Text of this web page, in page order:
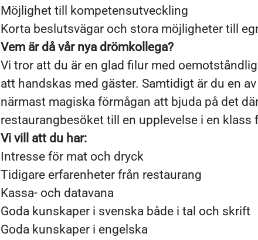
Möjlighet till kompetensutveckling
Korta beslutsvägar och stora möjligheter till
Vem är då vår nya drömkollega?
Vi tror att du är en glad filur med
att handskas med gäster. Samtidigt är du en
närmast magiska förmågan att bjuda på det
restaurangbesöket till en upplevelse i en klass
Vi vill att du har:
Intresse för mat och dryck
Tidigare erfarenheter från restaurang
Kassa- och datavana
Goda kunskaper i svenska både i tal och skrift
Goda kunskaper i engelska